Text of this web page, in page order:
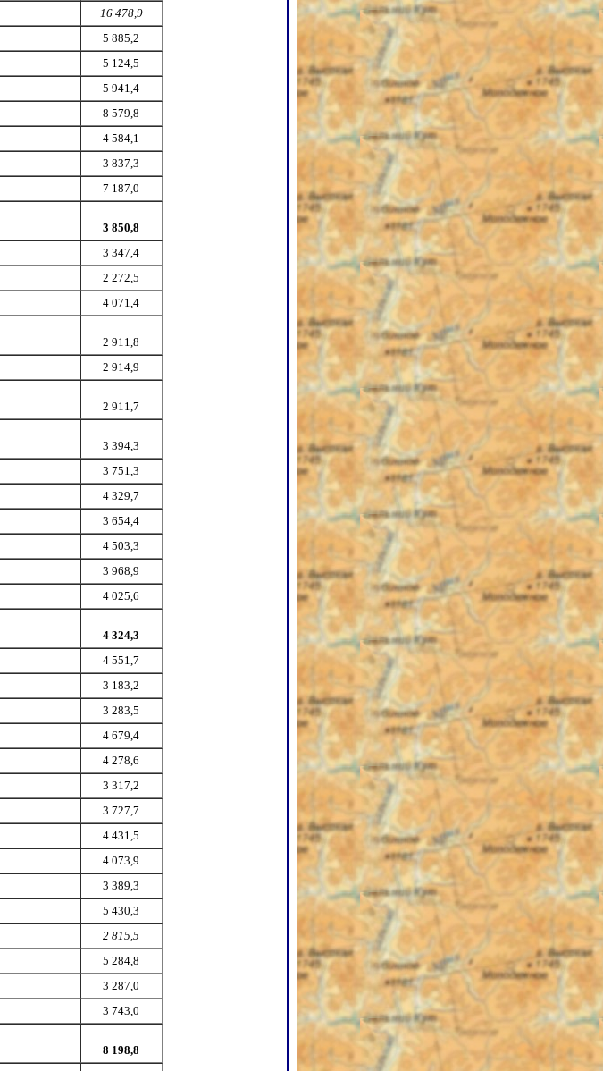
16 478,9
5 885,2
5 124,5
5 941,4
8 579,8
4 584,1
3 837,3
7 187,0
3 850,8
3 347,4
2 272,5
4 071,4
2 911,8
2 914,9
2 911,7
3 394,3
3 751,3
4 329,7
3 654,4
4 503,3
3 968,9
4 025,6
4 324,3
4 551,7
3 183,2
3 283,5
4 679,4
4 278,6
3 317,2
3 727,7
4 431,5
4 073,9
3 389,3
5 430,3
2 815,5
5 284,8
3 287,0
3 743,0
8 198,8